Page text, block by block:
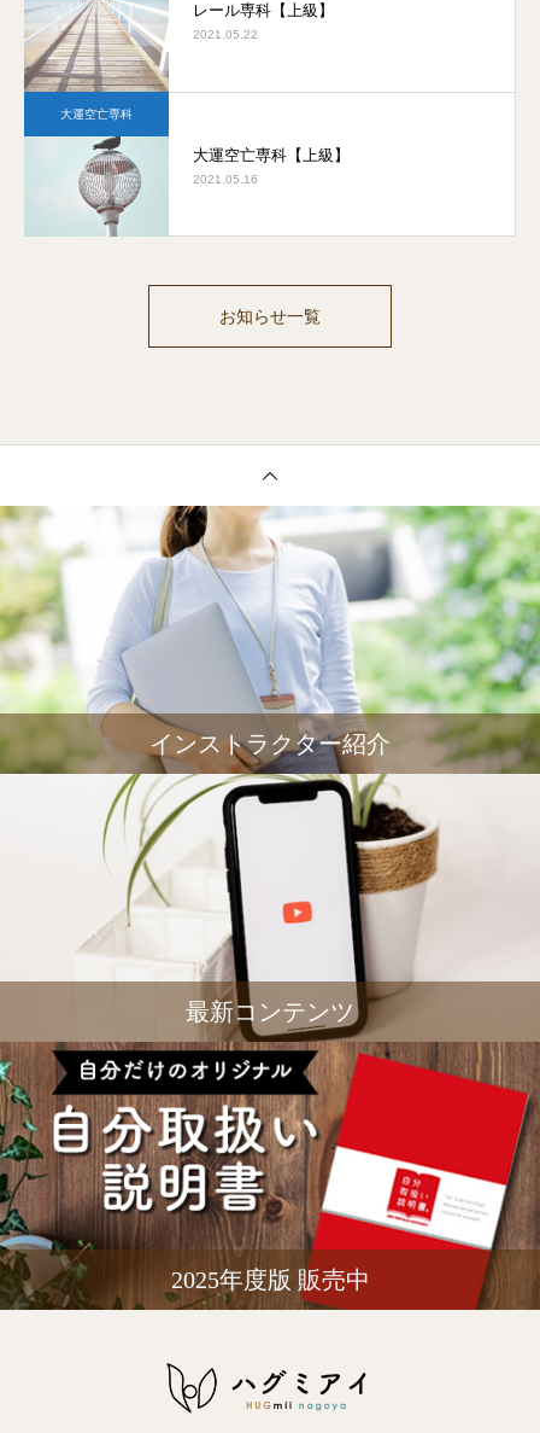
レール専科【上級】
2021.05.22
大運空亡専科
大運空亡専科【上級】
2021.05.16
お知らせ一覧
インストラクター紹介
最新コンテンツ
2025年度版 販売中